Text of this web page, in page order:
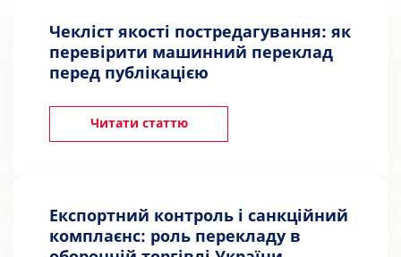
Чекліст якості постредагування: як
перевірити машинний переклад
перед публікацією
Читати статтю
Експортний контроль і санкційний
комплаєнс: роль перекладу в